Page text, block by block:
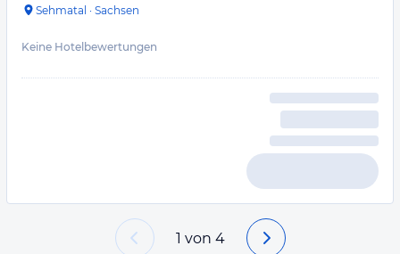
Sehmatal · Sachsen
Keine Hotelbewertungen
1 von 4